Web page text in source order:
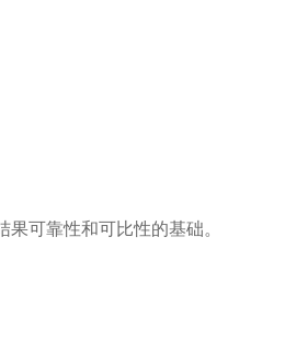
可靠性和可比性的基础。